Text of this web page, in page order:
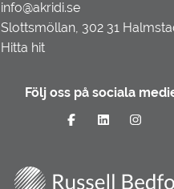
info@akridi.se
Slottsmöllan, 302 31
Hitta hit
Följ oss på sociala